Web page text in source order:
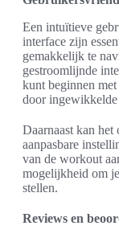
Een intuïtieve
interface zijn
gemakkelijk te
gestroomlijnde
kunt beginnen
door
Daarnaast kan
aanpasbare
van de workout
mogelijkheid om
stellen.
Reviews en